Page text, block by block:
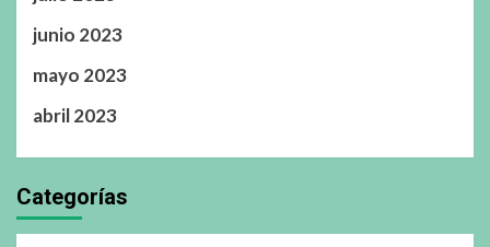
junio 2023
mayo 2023
abril 2023
Categorías